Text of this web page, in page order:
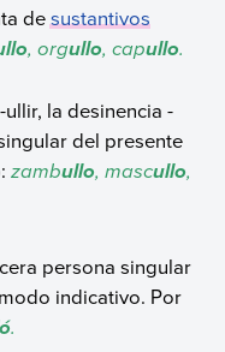
desustantivos
, orgullo, capullo.
la desinencia -
del presente
zambullo, mascullo,
persona singular
indicativo. Por
.